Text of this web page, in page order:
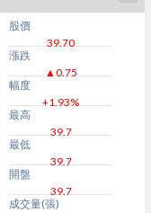
股價
39.70
漲跌
▲0.75
幅度
+1.93%
最高
39.7
最低
39.7
開盤
39.7
成交量(張)